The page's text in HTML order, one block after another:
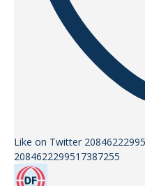
Like on Twitter
2084622299517387255